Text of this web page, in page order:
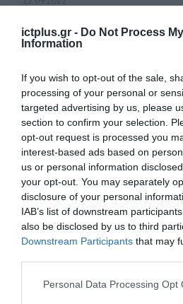
ictplus.gr - Do Not Process
Information
If you wish to opt-out of the sale,
processing of your personal or
targeted advertising by us, please
section to confirm your selection.
opt-out request is processed you
interest-based ads based on
us or personal information
your opt-out. You may separately
disclosure of your personal
IAB’s list of downstream
also be disclosed by us to third
Downstream Participants that may
Please note that this website/app
Personal Data Processing Opt
όλες τις δραστηριότητές
έργα ΑΠΕ της Amazon θα
σε 379, μετά την προσθήκη
αναμένεται να παράγει